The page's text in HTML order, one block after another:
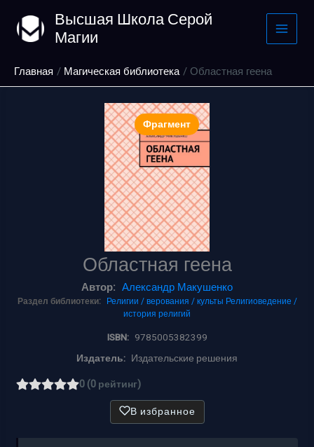
содержимому
Высшая Школа Серой
Магии
Главная Магическая библиотека Областная геена
Фрагмент
Областная геена
Автор: Александр Макушенко
Раздел библиотеки: Религии / верования / культы Религиоведение /
история религий
ISBN: 9785005382399
Издатель: Издательские решения
0 (0 рейтинг)
В избранное